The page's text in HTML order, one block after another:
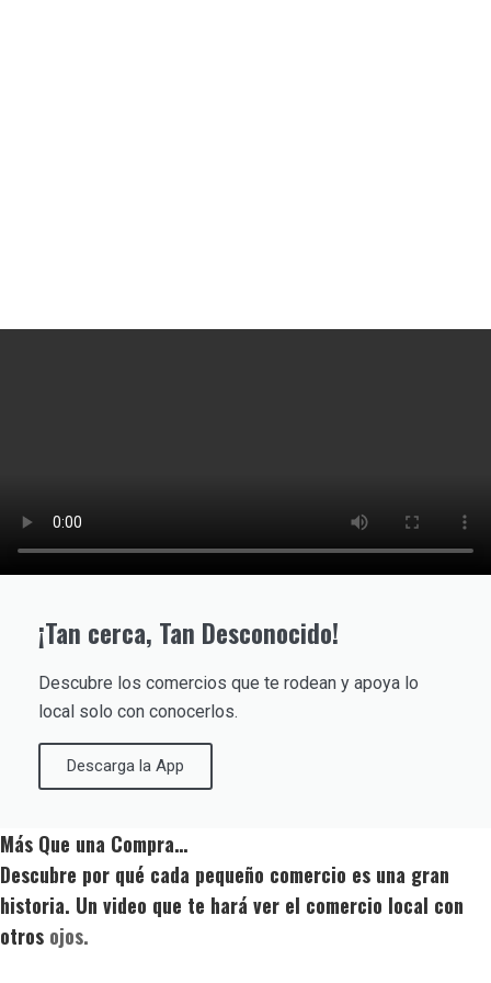
¡Tan cerca, Tan Desconocido!
Descubre los comercios que te rodean y apoya lo
local solo con conocerlos.
Descarga la App
Más Que una Compra…
Descubre por qué cada pequeño comercio es una gran
historia. Un video que te hará ver el comercio local con
otros ojos.